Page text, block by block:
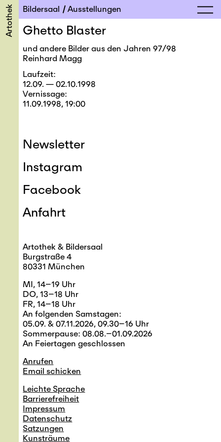
Artothek Bildersaal Ausstellungen
Ghetto Blaster
und andere Bilder aus den Jahren 97/98
Reinhard Magg
Laufzeit
12.09. — 02.10.1998
Vernissage
11.09.1998, 19:00
Newsletter
Instagram
Facebook
Anfahrt
Artothek & Bildersaal
Burgstraße 4
80331 München
MI, 14–19 Uhr
DO, 13–18 Uhr
FR, 14–18 Uhr
An folgenden Samstagen:
05.09. & 07.11.2026, 09.30–16 Uhr
Sommerpause: 08.08.–01.09.2026
An Feiertagen geschlossen
Anrufen
Email schicken
Leichte Sprache
Barrierefreiheit
Impressum
Datenschutz
Satzungen
Kunsträume